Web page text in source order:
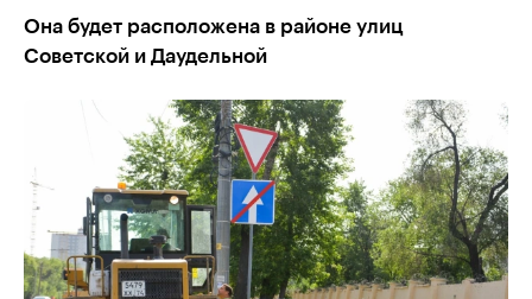
Она будет расположена в районе улиц
Советской и Даудельной